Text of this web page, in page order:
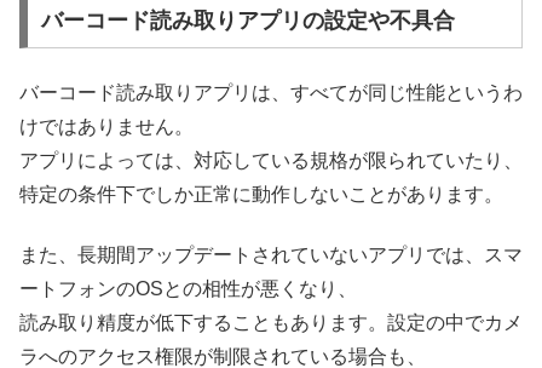
バーコード読み取りアプリの設定や不具合
バーコード読み取りアプリは、すべてが同じ性能というわ
けではありません。
アプリによっては、対応している規格が限られていたり、
特定の条件下でしか正常に動作しないことがあります。
また、長期間アップデートされていないアプリでは、スマ
ートフォンのOSとの相性が悪くなり、
読み取り精度が低下することもあります。設定の中でカメ
ラへのアクセス権限が制限されている場合も、